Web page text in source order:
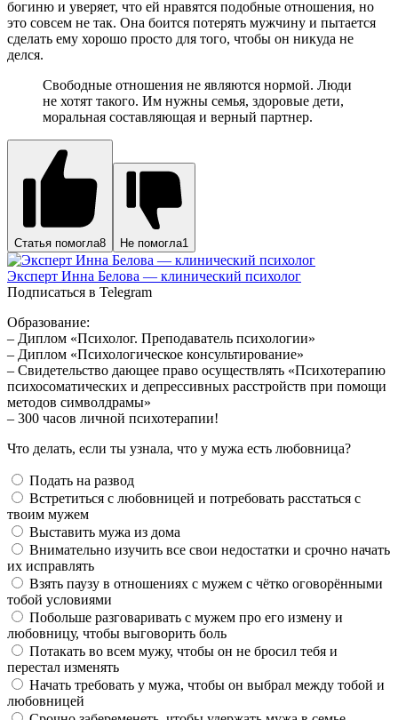
богиню и уверяет, что ей нравятся подобные отношения, но
это совсем не так. Она боится потерять мужчину и пытается
сделать ему хорошо просто для того, чтобы он никуда не
делся.
Свободные отношения не являются нормой. Люди
не хотят такого. Им нужны семья, здоровые дети,
моральная составляющая и верный партнер.
Статья помогла8 Не помогла1
Эксперт Инна Белова — клинический психолог
Подписаться в Telegram
Образование:
– Диплом «Психолог. Преподаватель психологии»
– Диплом «Психологическое консультирование»
– Свидетельство дающее право осуществлять «Психотерапию
психосоматических и депрессивных расстройств при помощи
методов символдрамы»
– 300 часов личной психотерапии!
Что делать, если ты узнала, что у мужа есть любовница?
Подать на развод
Встретиться с любовницей и потребовать расстаться с
твоим мужем
Выставить мужа из дома
Внимательно изучить все свои недостатки и срочно начать
их исправлять
Взять паузу в отношениях с мужем с чётко оговорёнными
тобой условиями
Побольше разговаривать с мужем про его измену и
любовницу, чтобы выговорить боль
Потакать во всем мужу, чтобы он не бросил тебя и
перестал изменять
Начать требовать у мужа, чтобы он выбрал между тобой и
любовницей